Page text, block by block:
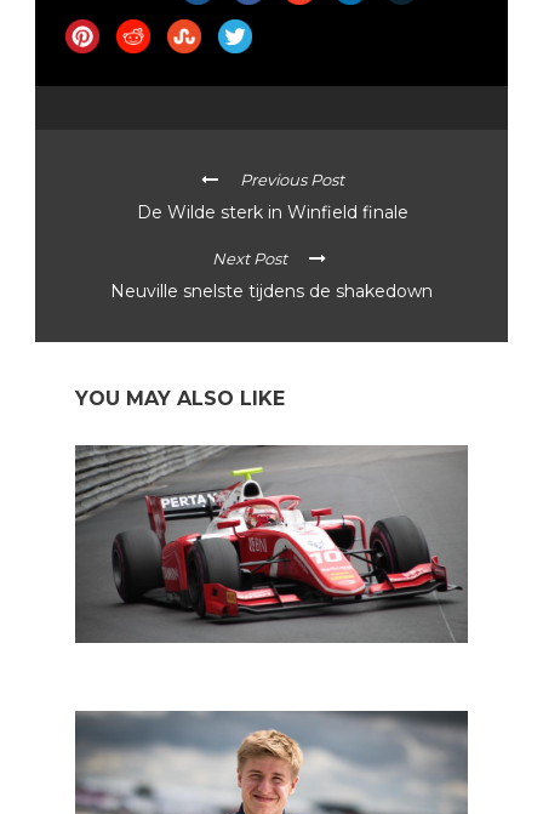
Previous Post
De Wilde sterk in Winfield finale
Next Post
Neuville snelste tijdens de shakedown
YOU MAY ALSO LIKE